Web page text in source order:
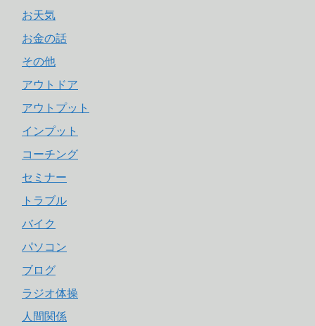
お天気
お金の話
その他
アウトドア
アウトプット
インプット
コーチング
セミナー
トラブル
バイク
パソコン
ブログ
ラジオ体操
人間関係